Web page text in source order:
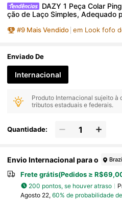
DAZY 1 Peça Colar
ção de Laço Simples, Adequado
#9 Mais Vendido em Look fofo
Enviado De
Internacional
Produto Internacional sujeito à
tributos estaduais e federais.
Quantidade:
Envio Internacional para o
Frete grátis(Pedidos ≥
200 pontos, se houver atraso
Agosto 22, 60% de probabilidade